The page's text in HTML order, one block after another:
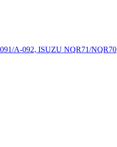
А-092, ISUZU NQR71/NQR70